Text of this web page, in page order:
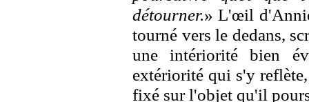
détourner.» L'œil
tourné vers le dedans,
une intériorité bien
extériorité qui s'y
fixé sur l'objet qu'il